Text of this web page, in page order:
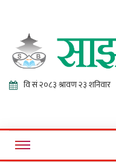
Online News Portal